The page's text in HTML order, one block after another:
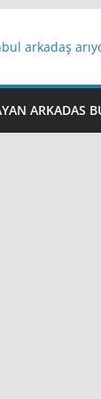
arkadaş
Aşk Lazım
iş
ARKADAS